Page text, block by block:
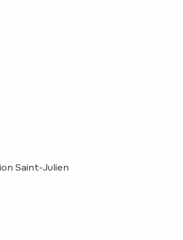
Saint-Julien